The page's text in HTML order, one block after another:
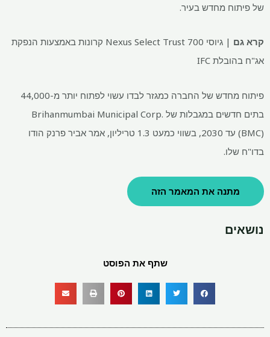
של פיתוח מחדש בעיר.
קרא גם | גיוסי Nexus Select Trust
700 קרונות באמצעות הנפקת
אג"ח בהובלת IFC
פיתוח מחדש של החברה כמגזר לבדו עשוי לפתוח יותר מ-44,000
בתים חדשים במגבלות של Brihanmumbai Municipal Corp.
(BMC) עד 2030, בשווי כמעט
1.3 טריליון, אמר אביר פרנק הודו
בדו"ח שלו.
מתנה את המאמר הזה
נושאים
שתף את הפוסט